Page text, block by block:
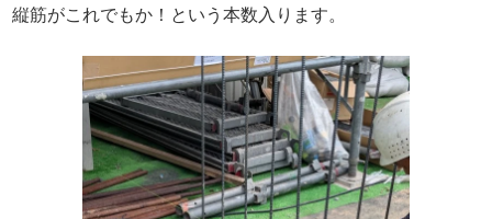
縦筋がこれでもか！という本数入ります。